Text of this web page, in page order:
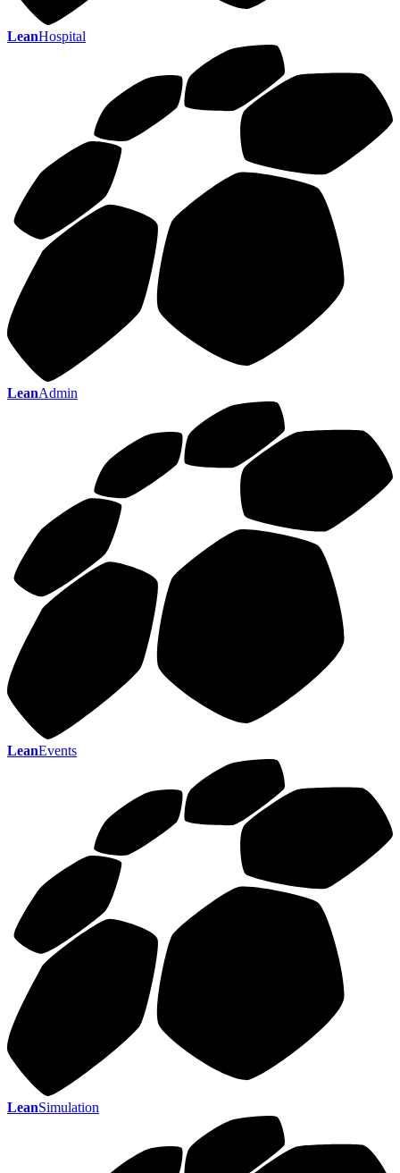
LeanHospital
LeanAdmin
LeanEvents
LeanSimulation